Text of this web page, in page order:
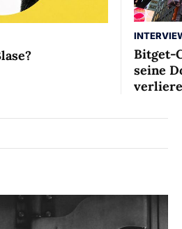
Bitget-
seine